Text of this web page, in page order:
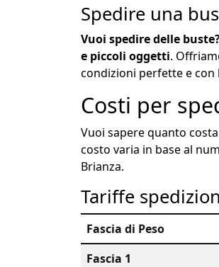
Spedire una
Vuoi spedire delle
e piccoli oggetti.
condizioni perfette e con
Costi per
Vuoi sapere quanto
costo varia in base al
Brianza.
Tariffe
Fascia di Peso
Fascia 1